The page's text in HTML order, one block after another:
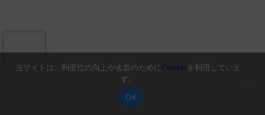
当サイトは、利便性の向上や改善のためにCookieを利用していま
す。
OK